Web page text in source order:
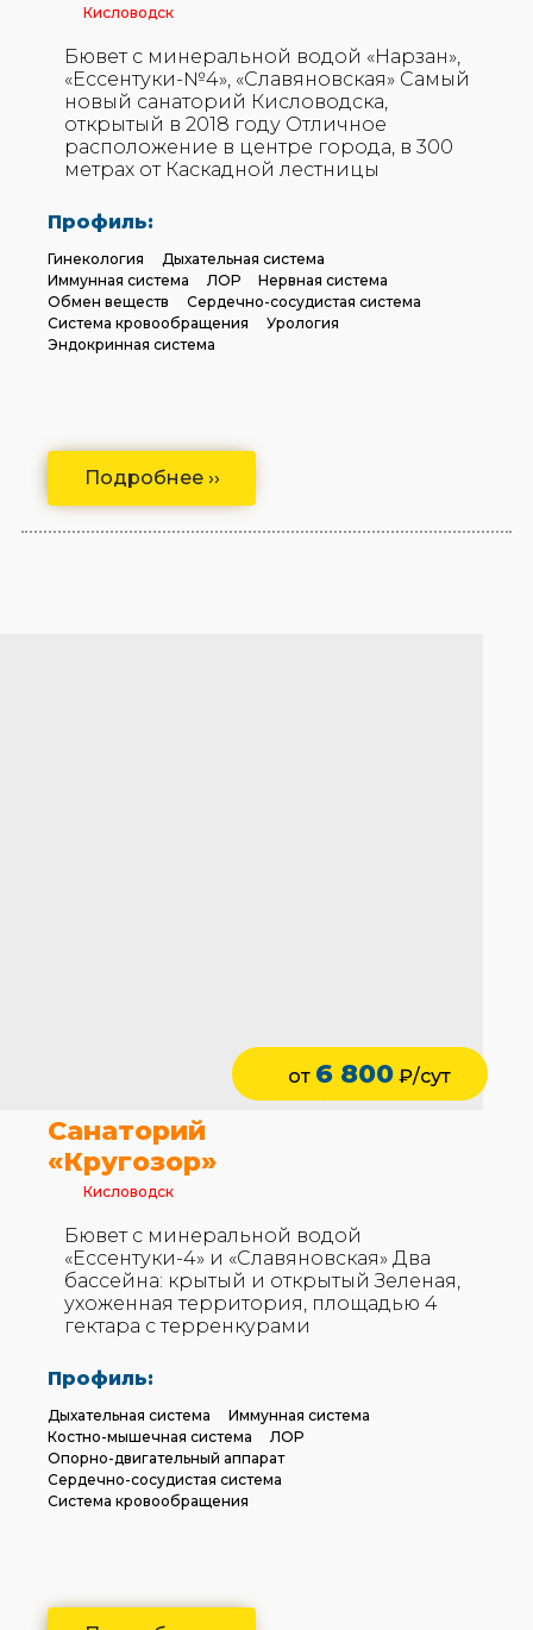
Подробнее ››
Кисловодск
Бювет с минеральной водой «Нарзан»,
«Ессентуки-№4», «Славяновская» Самый
новый санаторий Кисловодска,
открытый в 2018 году Отличное
расположение в центре города, в 300
метрах от Каскадной лестницы
Профиль:
Гинекология
Дыхательная система
Иммунная система
ЛОР
Нервная система
Обмен веществ
Сердечно-сосудистая система
Система кровообращения
Урология
Эндокринная система
Санаторий
«Кругозор»
Кисловодск
Бювет с минеральной водой
«Ессентуки-4» и «Славяновская» Два
бассейна: крытый и открытый Зеленая,
ухоженная территория, площадью 4
гектара с терренкурами
Профиль:
Дыхательная система
Иммунная система
Костно-мышечная система
ЛОР
Опорно-двигательный аппарат
Сердечно-сосудистая система
Система кровообращения
от 6 800₽/сут